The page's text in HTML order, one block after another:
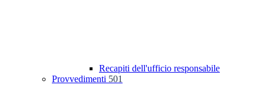
Recapiti dell'ufficio responsabile
Provvedimenti 501